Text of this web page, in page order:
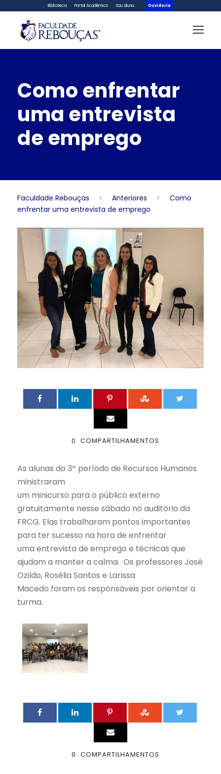
Biblioteca Portal Acadêmico Sou aluno Ouvidoria
Como enfrentar
uma entrevista
de emprego
Faculdade Rebouças > Anteriores >
Como
enfrentar uma entrevista de emprego
0 COMPARTILHAMENTOS
As alunas do 3º período de Recursos Humanos
ministraram
um minicurso para o público externo
gratuitamente nesse sábado no auditório da
FRCG. Elas trabalharam pontos importantes
para ter sucesso na hora de enfrentar
uma entrevista de emprego e técnicas que
ajudam a manter a calma. Os professores José
Ozildo, Rosélia Santos e Larissa
Macedo foram os responsáveis por orientar a
turma.
0 COMPARTILHAMENTOS